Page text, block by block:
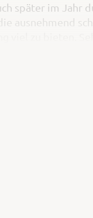
später im Jahr
ausnehmend